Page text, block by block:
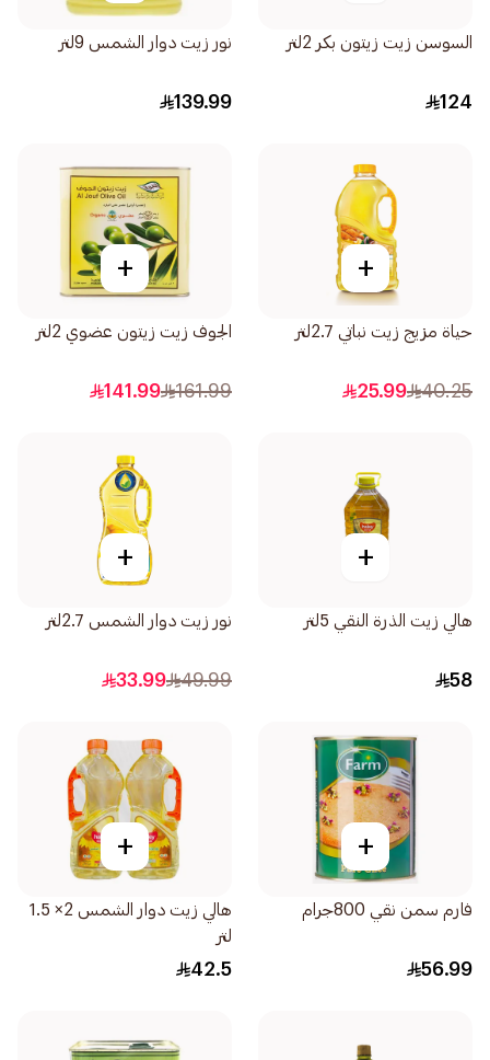
السوسن زيت زيتون بكر 2لتر
124
نور زيت دوار الشمس 9لتر
139.99
+
حياة مزيج زيت نباتي 2.7لتر
40.25
25.99
+
الجوف زيت زيتون عضوي 2لتر
161.99
141.99
+
هالي زيت الذرة النقي 5لتر
58
+
نور زيت دوار الشمس 2.7لتر
49.99
33.99
+
فارم سمن نقي 800جرام
56.99
+
هالي زيت دوار الشمس 2× 1.5
لتر
42.5